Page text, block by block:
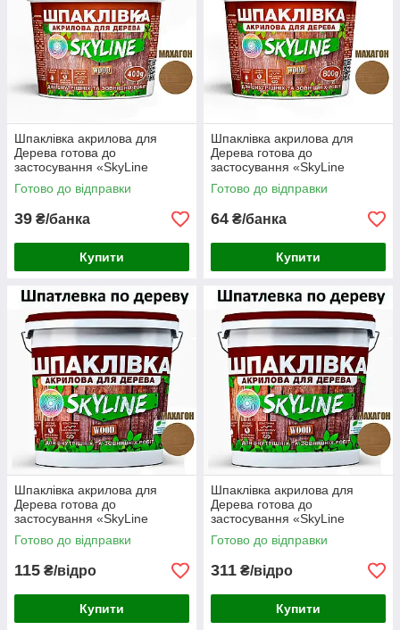
Шпаклівка акрилова для
Дерева готова до
застосування «SkyLine
Wood» Махагон 400 г
Готово до відправки
39 ₴/банка
Купити
Шпаклівка акрилова для
Дерева готова до
застосування «SkyLine
Wood» Махагон 800 г
Готово до відправки
64 ₴/банка
Купити
Шпаклівка акрилова для
Дерева готова до
застосування «SkyLine
Wood» Махагон 1.5 кг
Готово до відправки
115 ₴/відро
Купити
Шпаклівка акрилова для
Дерева готова до
застосування «SkyLine
Wood» Махагон 4.5 кг
Готово до відправки
311 ₴/відро
Купити